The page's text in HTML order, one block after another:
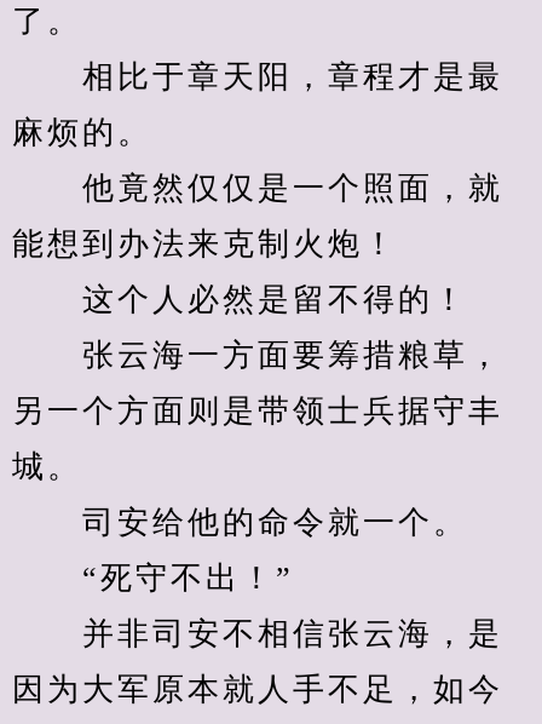
了。
相比于章天阳，章程才是最
麻烦的。
他竟然仅仅是一个照面，就
能想到办法来克制火炮！
这个人必然是留不得的！
张云海一方面要筹措粮草，
另一个方面则是带领士兵据守丰
城。
司安给他的命令就一个。
“死守不出！”
并非司安不相信张云海，是
因为大军原本就人手不足，如今